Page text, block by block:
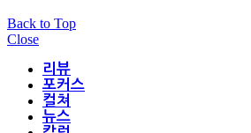
Back to Top
Close
리뷰
포커스
컬쳐
뉴스